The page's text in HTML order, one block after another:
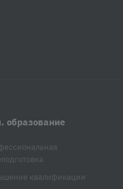
образование
квалификации